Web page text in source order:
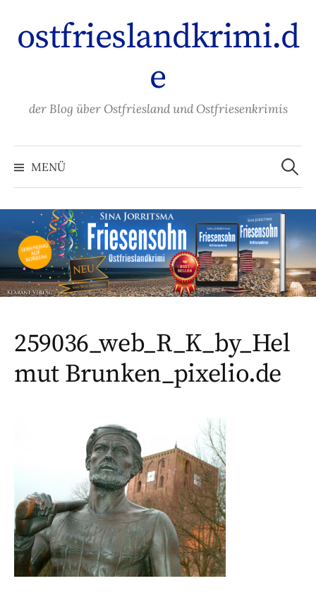
Inhalt
überspringen
ostfrieslandkrimi.d
e
der Blog über Ostfriesland und Ostfriesenkrimis
MENÜ
Suchen
nach:
259036_web_R_K_by_Hel
mut Brunken_pixelio.de